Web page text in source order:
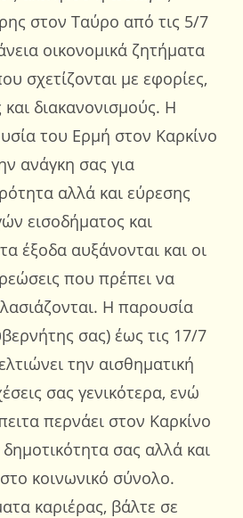
στον Ταύρο από τις 5/7
οικονομικά ζητήματα
σχετίζονται με εφορίες,
και διακανονισμούς. Η
του Ερμή στον Καρκίνο
ανάγκη σας για
αλλά και εύρεσης
εισοδήματος και
έξοδα αυξάνονται και οι
που πρέπει να
Η παρουσία
σας) έως τις 17/7
την αισθηματική
σας γενικότερα, ενώ
περνάει στον Καρκίνο
σας αλλά και
κοινωνικό σύνολο.
καριέρας, βάλτε σε